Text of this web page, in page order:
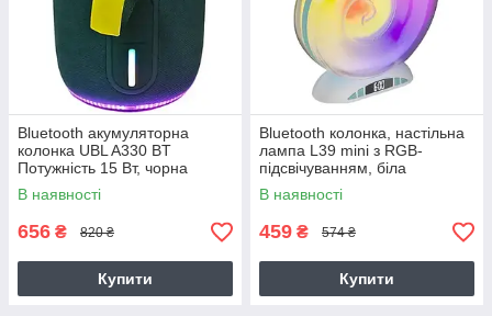
Bluetooth акумуляторна
колонка UBL A330 BT
Потужність 15 Вт, чорна
В наявності
656 ₴ 820 ₴
Купити
Bluetooth колонка, настільна
лампа L39 mini з RGB-
підсвічуванням, біла
В наявності
459 ₴ 574 ₴
Купити